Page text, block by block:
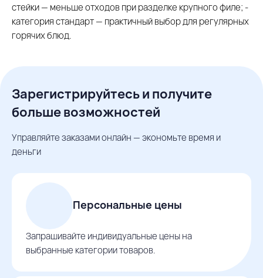
стейки — меньше отходов при разделке крупного филе; -
категория стандарт — практичный выбор для регулярных
горячих блюд.
Зарегистрируйтесь и получите
больше возможностей
Управляйте заказами онлайн — экономьте время и
деньги
Персональные цены
Запрашивайте индивидуальные цены на
выбранные категории товаров.